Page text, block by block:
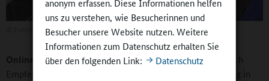
anonym erfassen. Diese Informationen helfen
uns zu verstehen, wie Besucherinnen und
Besucher unsere Website nutzen. Weitere
Informationen zum Datenschutz erhalten Sie
über den folgenden Link:
Datenschutz
Fotodesign Michael Schlotterbeck Ingelheim
Online-Redaktion:Die Kultusministerkonferenz hat kürzlich
Empfehlungen zur Demokratie- und Menschenrechtsbildung in